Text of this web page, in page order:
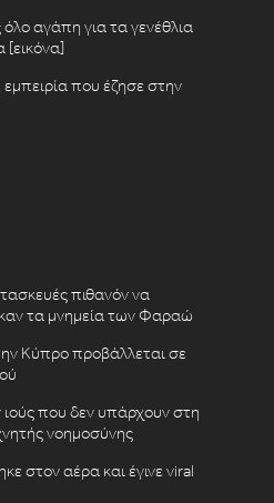
αγάπη για τα γενέθλια
που έζησε στην
πιθανόν να
τα μνημεία των Φαραώ
Κύπρο προβάλλεται σε
που δεν υπάρχουν στη
νοημοσύνης
στον αέρα και έγινε viral